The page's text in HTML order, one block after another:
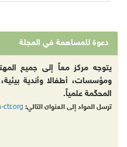
دعوة للمساهمة في المجلة
يتوجه مركز معاً إلى جميع
ومؤسسات، أطفالا وأندية
المحكّمة علمياً.
ترسل المواد إلى العنوان التالي: ctr.org